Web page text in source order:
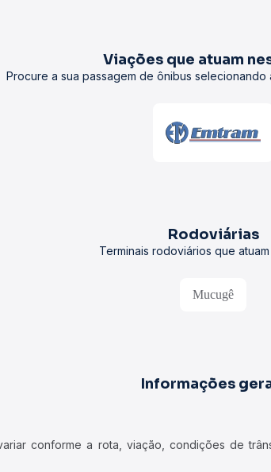
Viações que atuam
Procure a sua passagem de ônibus
Rodoviárias
Terminais rodoviários que
Mucugê
Informações
conforme a rota, viação, condições de